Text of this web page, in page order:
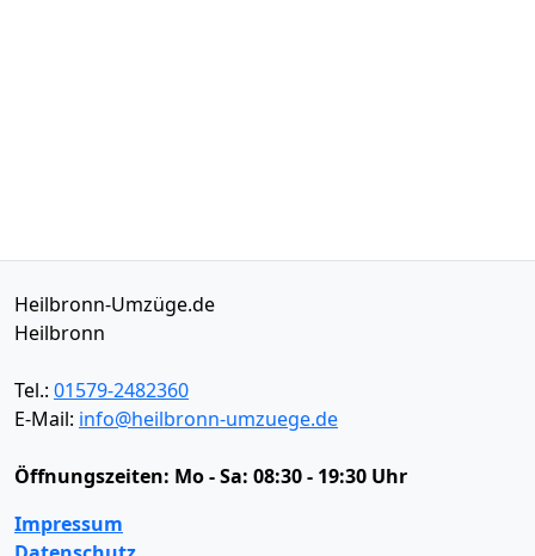
Heilbronn-Umzüge.de
Heilbronn
Tel.: 01579-2482360
E-Mail: info@heilbronn-umzuege.de
Öffnungszeiten: Mo - Sa: 08:30 - 19:30 Uhr
Impressum